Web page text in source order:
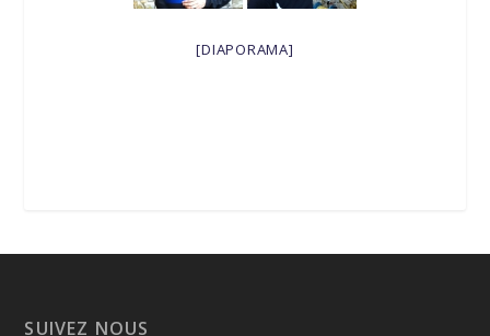
[DIAPORAMA]
SUIVEZ NOUS